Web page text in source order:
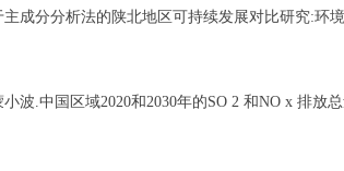
主成分分析法的陕北地区可持续发展对比研究:环
波.中国区域2020和2030年的SO 2 和NO x 排放